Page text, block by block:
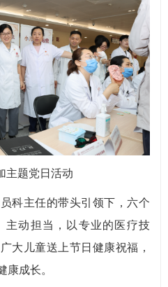
主题党日活动
主任的带头引领下，六个
主动担当，以专业的医疗技
大儿童送上节日健康祝福，
康成长。